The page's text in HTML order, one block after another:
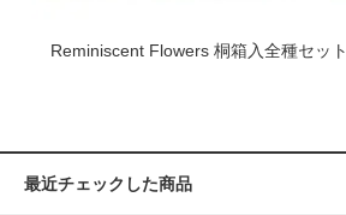
Reminiscent Flowers 桐箱入全種セット
最近チェックした商品